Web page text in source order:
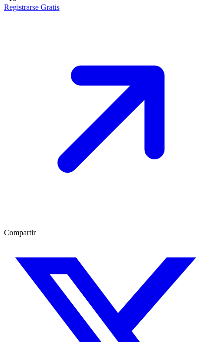
Registrarse Gratis
Compartir